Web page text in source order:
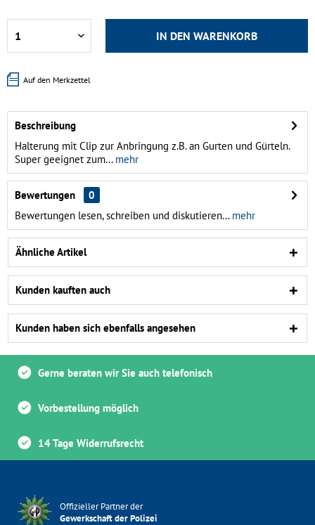
IN DEN WARENKORB
Auf den Merkzettel
Beschreibung
Halterung mit Clip zur Anbringung z.B. an Gurten und Gürteln.
Super geeignet zum...mehr
Bewertungen
0
Bewertungen lesen, schreiben und diskutieren...mehr
Ähnliche Artikel
Kunden kauften auch
Kunden haben sich ebenfalls angesehen
Gerne beraten wir Sie auch telefonisch
Vorbestellung möglich
14 Tage Widerrufsrecht
Offizieller Partner der
Gewerkschaft der Polizei